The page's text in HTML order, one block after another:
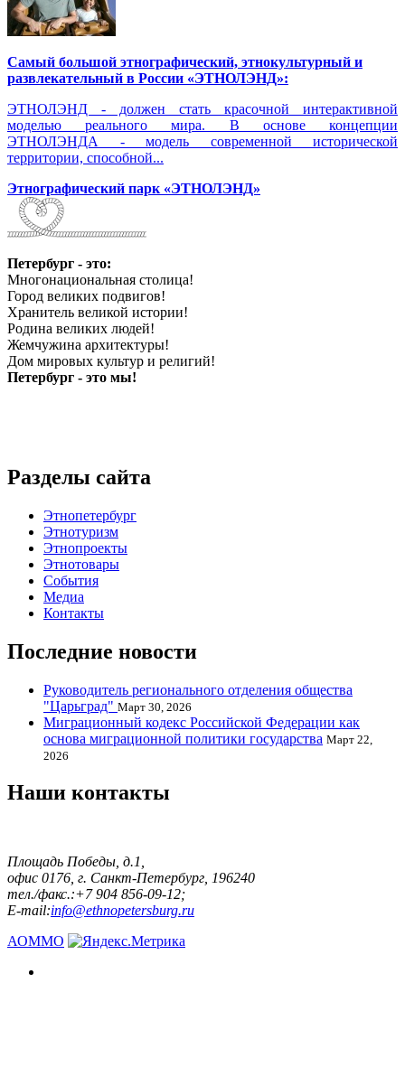
Самый большой этнографический, этнокультурный и
развлекательный в России «ЭТНОЛЭНД»:
ЭТНОЛЭНД - должен стать красочной интерактивной
моделью реального мира. В основе концепции
ЭТНОЛЭНДА - модель современной исторической
территории, способной...
Этнографический парк «ЭТНОЛЭНД»
Петербург - это:
Многонациональная столица!
Город великих подвигов!
Хранитель великой истории!
Родина великих людей!
Жемчужина архитектуры!
Дом мировых культур и религий!
Петербург - это мы!
Разделы сайта
Этнопетербург
Этнотуризм
Этнопроекты
Этнотовары
События
Медиа
Контакты
Последние новости
Руководитель регионального отделения общества
"Царьград" Март 30, 2026
Миграционный кодекс Российской Федерации как
основа миграционной политики государства Март 22,
2026
Наши контакты
Площадь Победы, д.1,
офис 0176, г. Санкт-Петербург, 196240
тел./факс.:+7 904 856-09-12;
E-mail:info@ethnopetersburg.ru
АОММО